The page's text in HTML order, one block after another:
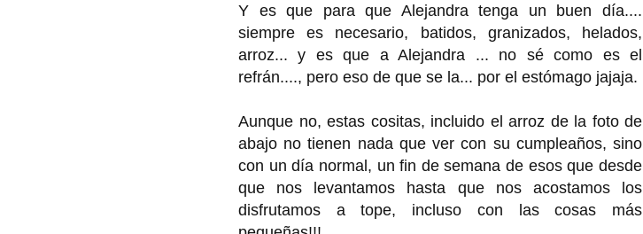
Y es que para que Alejandra tenga un buen día....
siempre es necesario, batidos, granizados, helados,
arroz... y es que a Alejandra ... no sé como es el
refrán...., pero eso de que se la... por el estómago jajaja.
Aunque no, estas cositas, incluido el arroz de la foto de
abajo no tienen nada que ver con su cumpleaños, sino
con un día normal, un fin de semana de esos que desde
que nos levantamos hasta que nos acostamos los
disfrutamos a tope, incluso con las cosas más